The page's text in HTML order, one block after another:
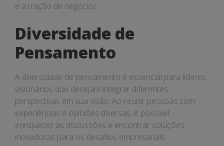
e a tração de negócios.
Diversidade de
Pensamento
A diversidade de pensamento é essencial para líderes
visionários que desejam integrar diferentes
perspectivas em sua visão. Ao reunir pessoas com
experiências e opiniões diversas, é possível
enriquecer as discussões e encontrar soluções
inovadoras para os desafios empresariais.